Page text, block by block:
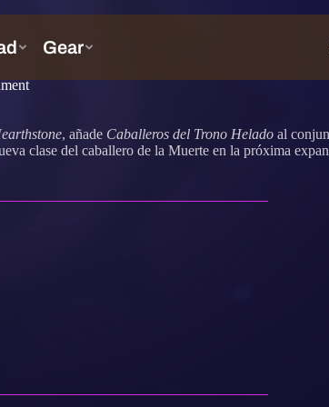
, añade Caballeros del Trono Helado al
clase del caballero de la Muerte en la próxima